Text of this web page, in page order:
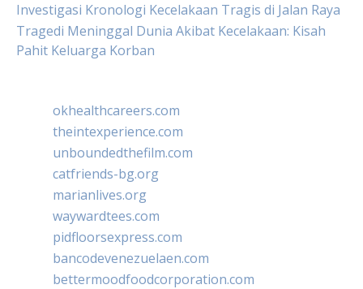
Investigasi Kronologi Kecelakaan Tragis di Jalan Raya
Tragedi Meninggal Dunia Akibat Kecelakaan: Kisah
Pahit Keluarga Korban
okhealthcareers.com
theintexperience.com
unboundedthefilm.com
catfriends-bg.org
marianlives.org
waywardtees.com
pidfloorsexpress.com
bancodevenezuelaen.com
bettermoodfoodcorporation.com